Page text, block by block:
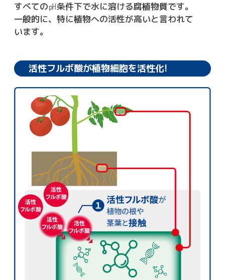
すべての㏗条件下で水に溶ける腐植物質です。
一般的に、特に植物への活性が高いと言われて
います。
活性フルボ酸が植物細胞を活性化!